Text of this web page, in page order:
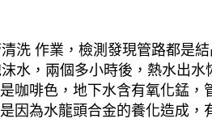
洗 作業，檢測發現管路都是
水，兩個多小時後，熱水出水
咖啡色，地下水含有氧化錳
因為水龍頭合金的養化造成